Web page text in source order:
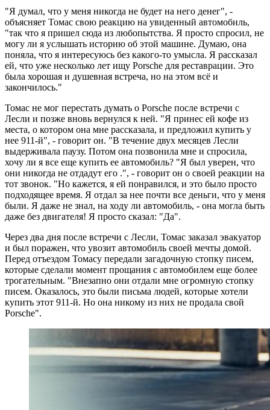
"Я думал, что у меня никогда не будет на него денег", -
объясняет Томас свою реакцию на увиденный автомобиль,
"так что я пришел сюда из любопытства. Я просто спросил, не
могу ли я услышать историю об этой машине. Думаю, она
поняла, что я интересуюсь без какого-то умысла. Я рассказал
ей, что уже несколько лет ищу Porsche для реставрации. Это
была хорошая и душевная встреча, но на этом всё и
закончилось."
Томас не мог перестать думать о Porsche после встречи с
Лесли и позже вновь вернулся к ней. "Я принес ей кофе из
места, о котором она мне рассказала, и предложил купить у
нее 911-й", - говорит он. "В течение двух месяцев Лесли
выдерживала паузу. Потом она позвонила мне и спросила,
хочу ли я все еще купить ее автомобиль? "Я был уверен, что
они никогда не отдадут его .", - говорит он о своей реакции на
тот звонок. "Но кажется, я ей понравился, и это было просто
подходящее время. Я отдал за нее почти все деньги, что у меня
были. Я даже не знал, на ходу ли автомобиль, - она могла быть
даже без двигателя! Я просто сказал: "Да".
Через два дня после встречи с Лесли, Томас заказал эвакуатор
и был поражен, что увозит автомобиль своей мечты домой.
Перед отъездом Томасу передали загадочную стопку писем,
которые сделали момент прощания с автомобилем еще более
трогательным. "Внезапно они отдали мне огромную стопку
писем. Оказалось, это были письма людей, которые хотели
купить этот 911-й. Но она никому из них не продала свой
Porsche".